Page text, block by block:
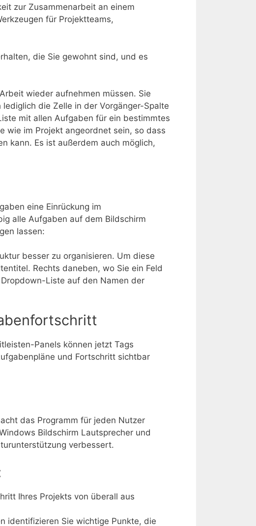
zur Zusammenarbeit an einem
für Projektteams,
die Sie gewohnt sind, und es
wieder aufnehmen müssen. Sie
die Zelle in der Vorgänger-Spalte
mit allen Aufgaben für ein bestimmtes
wie im Projekt angeordnet sein, so dass
kann. Es ist außerdem auch möglich,
eine Einrückung im
alle Aufgaben auf dem Bildschirm
lassen:
besser zu organisieren. Um diese
Rechts daneben, wo Sie ein Feld
Liste auf den Namen der
Panels können jetzt Tags
und Fortschritt sichtbar
das Programm für jeden Nutzer
Bildschirm Lautsprecher und
verbessert.
Ihres Projekts von überall aus
identifizieren Sie wichtige Punkte, die